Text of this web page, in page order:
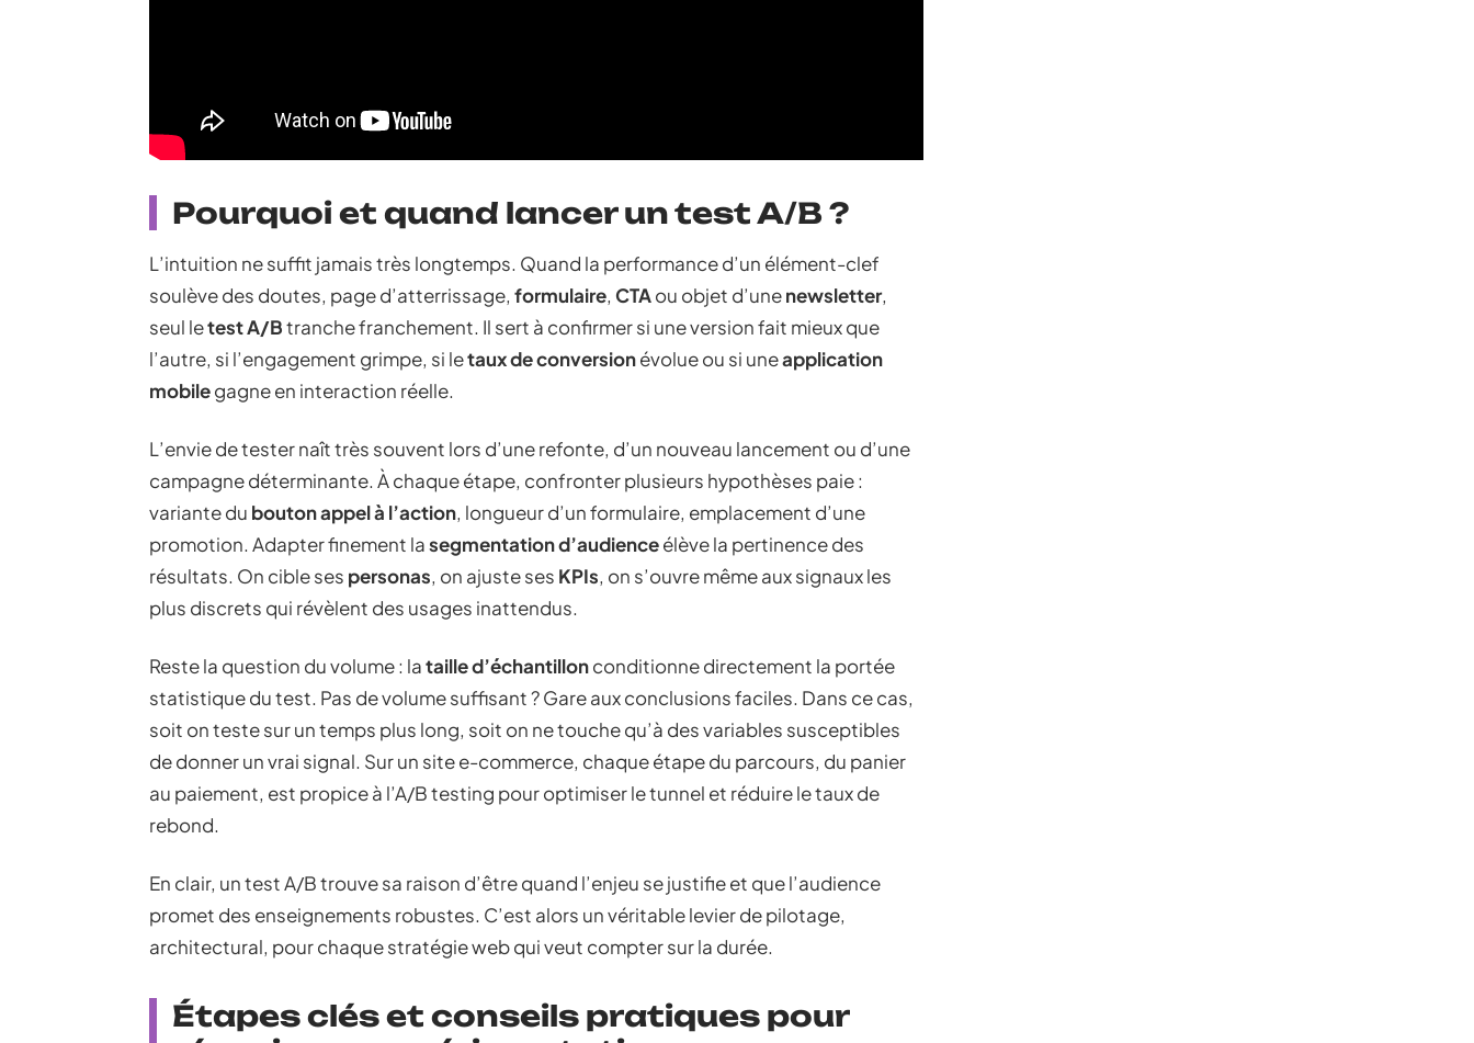
Pourquoi et quand lancer un test A/B ?
L’intuition ne suffit jamais très longtemps. Quand la performance d’un élément-clef
soulève des doutes, page d’atterrissage, formulaire, CTAou objet d’unenewsletter,
seul letest A/Btranche franchement. Il sert à confirmer si une version fait mieux que
l’autre, si l’engagement grimpe, si letaux de conversionévolue ou si uneapplication
mobilegagne en interaction réelle.
L’envie de tester naît très souvent lors d’une refonte, d’un nouveau lancement ou d’une
campagne déterminante. À chaque étape, confronter plusieurs hypothèses paie :
variante du bouton appel à l’action, longueur d’un formulaire, emplacement d’une
promotion. Adapter finement lasegmentation d’audienceélève la pertinence des
résultats. On cible ses personas, on ajuste ses KPIs, on s’ouvre même aux signaux les
plus discrets qui révèlent des usages inattendus.
Reste la question du volume : lataille d’échantillonconditionne directement la portée
statistique du test. Pas de volume suffisant ? Gare aux conclusions faciles. Dans ce cas,
soit on teste sur un temps plus long, soit on ne touche qu’à des variables susceptibles
de donner un vrai signal. Sur un site e-commerce, chaque étape du parcours, du panier
au paiement, est propice à l’A/B testing pour optimiser le tunnel et réduire le taux de
rebond.
En clair, un test A/B trouve sa raison d’être quand l’enjeu se justifie et que l’audience
promet des enseignements robustes. C’est alors un véritable levier de pilotage,
architectural, pour chaque stratégie web qui veut compter sur la durée.
Étapes clés et conseils pratiques pour